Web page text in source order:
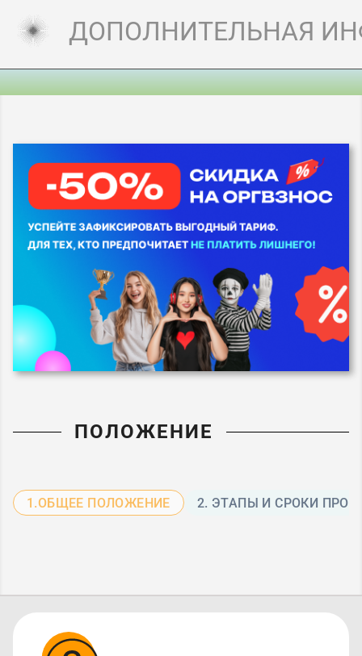
ДОПОЛНИТЕЛЬНАЯ
ПОЛОЖЕНИЕ
1.ОБЩЕЕ ПОЛОЖЕНИЕ 2. ЭТАПЫ И СРОКИ